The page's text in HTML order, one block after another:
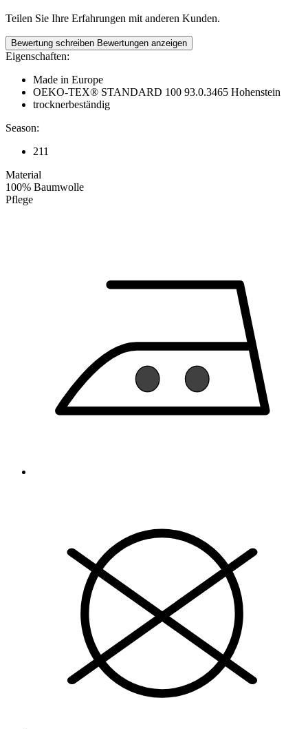
Teilen Sie Ihre Erfahrungen mit anderen Kunden.
Bewertung schreiben Bewertungen anzeigen
Eigenschaften:
Made in Europe
OEKO-TEX® STANDARD 100 93.0.3465 Hohenstein
trocknerbeständig
Season:
211
Material
100% Baumwolle
Pflege